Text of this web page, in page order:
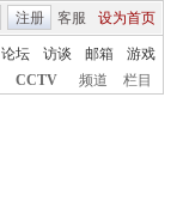
客服 设为首页
注册
论坛 访谈 邮箱
游戏
CCTV 频道 栏目